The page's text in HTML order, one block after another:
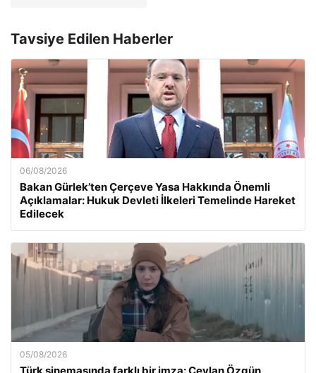
Tavsiye Edilen Haberler
06/08/2026
Bakan Gürlek’ten Çerçeve Yasa Hakkında Önemli
Açıklamalar: Hukuk Devleti İlkeleri Temelinde Hareket
Edilecek
05/08/2026